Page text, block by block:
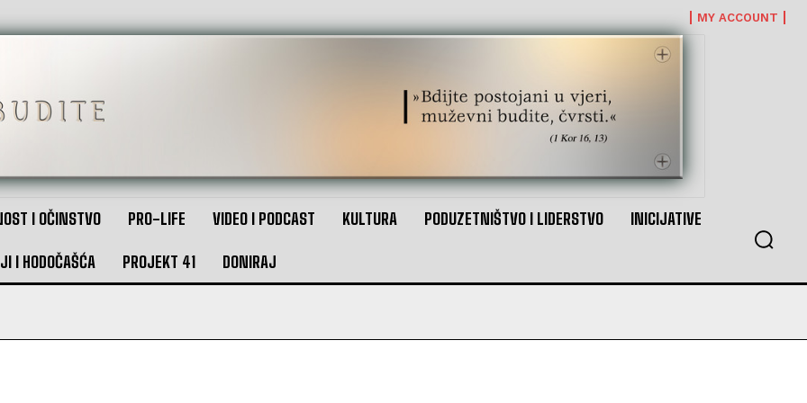
MY ACCOUNT
I OČINSTVO PRO-LIFE VIDEO I PODCAST KULTURA PODUZETNIŠTVO I LIDERSTVO INICIJATIVE
I HODOČAŠĆA PROJEKT 41 DONIRAJ